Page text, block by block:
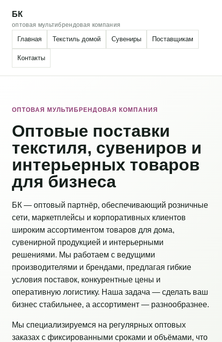
БК
оптовая мультибрендовая компания
Главная Текстиль домой Сувениры Поставщикам
Контакты
ОПТОВАЯ МУЛЬТИБРЕНДОВАЯ КОМПАНИЯ
Оптовые поставки
текстиля, сувениров и
интерьерных товаров
для бизнеса
БК — оптовый партнёр, обеспечивающий розничные
сети, маркетплейсы и корпоративных клиентов
широким ассортиментом товаров для дома,
сувенирной продукцией и интерьерными
решениями. Мы работаем с ведущими
производителями и брендами, предлагая гибкие
условия поставок, конкурентные цены и
оперативную логистику. Наша задача — сделать ваш
бизнес стабильнее, а ассортимент — разнообразнее.
Мы специализируемся на регулярных оптовых
заказах с фиксированными сроками и объёмами, что